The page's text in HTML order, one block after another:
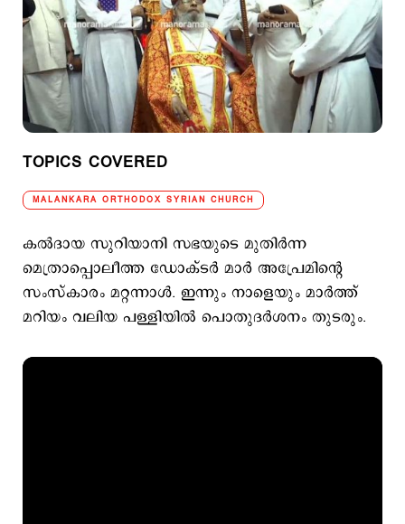
TOPICS COVERED
MALANKARA ORTHODOX SYRIAN CHURCH
കല്‍ദായ സുറിയാനി സഭയുടെ മുതിര്‍ന്ന
മെത്രാപ്പൊലീത്ത ഡോക്ടര്‍ മാര്‍ അപ്രേമിന്‍റെ
സംസ്കാരം മറ്റന്നാള്‍. ഇന്നും നാളെയും മാര്‍ത്ത്
മറിയം വലിയ പള്ളിയില്‍ പൊതുദര്‍ശനം തുടരും.